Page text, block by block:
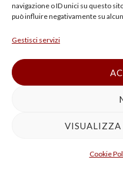
navigazione o ID unici su questo
può influire negativamente su
Gestisci servizi
VISUALIZZA
Cookie
Tribunale Lecco
TRIBUNALE MONZA
TRIBUNALE
TRIBUNALE
TRIBUNALE